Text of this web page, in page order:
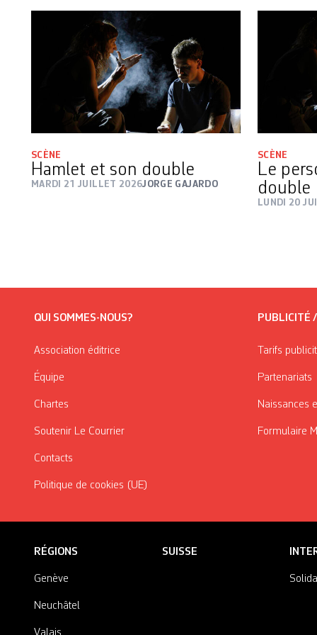
SCÈNE
Hamlet et son double
MARDI 21 JUILLET 2026JORGE GAJARDO
SCÈNE
Le
double
LUNDI 20
QUI SOMMES-NOUS?
Association éditrice
Équipe
Chartes
Soutenir Le Courrier
Contacts
Politique de cookies (UE)
PUBLICITÉ
Tarifs
Partenariats
Naissances
Formulaire
RÉGIONS
Genève
Neuchâtel
SUISSE